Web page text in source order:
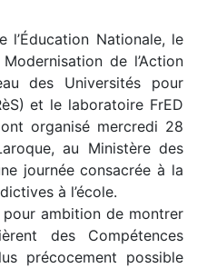
l’Éducation Nationale, le
de l’Action
des Universités pour
et le laboratoire FrED
organisé mercredi 28
au Ministère des
journée consacrée à la
à l’école.
ambition de montrer
des Compétences
précocement possible